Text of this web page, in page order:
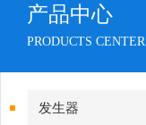
产品中心
PRODUCTS CENTER
发生器